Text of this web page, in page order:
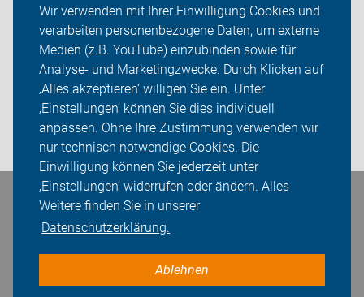
Wir verwenden mit Ihrer Einwilligung Cookies und
verarbeiten personenbezogene Daten, um externe
Medien (z.B. YouTube) einzubinden sowie für
Analyse- und Marketingzwecke. Durch Klicken auf
‚Alles akzeptieren‘ willigen Sie ein. Unter
‚Einstellungen‘ können Sie dies individuell
anpassen. Ohne Ihre Zustimmung verwenden wir
nur technisch notwendige Cookies. Die
Einwilligung können Sie jederzeit unter
‚Einstellungen‘ widerrufen oder ändern. Alles
Weitere finden Sie in unserer
Datenschutzerklärung.
Ablehnen
Rückblicke
ADFC Unna
Sei dabei
Login
Bleiben Sie in Kontakt